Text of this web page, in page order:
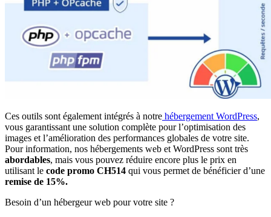
Ces outils sont également intégrés à notre hébergement WordPress,
vous garantissant une solution complète pour l’optimisation des
images et l’amélioration des performances globales de votre site.
Pour information, nos hébergements web et WordPress sont très
abordables, mais vous pouvez réduire encore plus le prix en
utilisant le code promo CH514 qui vous permet de bénéficier d’une
remise de 15%.
Besoin d’un hébergeur web pour votre site ?